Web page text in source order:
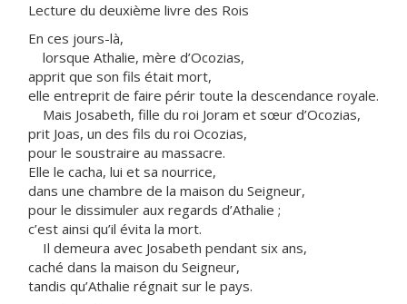
Lecture du deuxième livre des Rois
En ces jours-là,
lorsque Athalie, mère d’Ocozias,
apprit que son fils était mort,
elle entreprit de faire périr toute la descendance royale.
Mais Josabeth, fille du roi Joram et sœur d’Ocozias,
prit Joas, un des fils du roi Ocozias,
pour le soustraire au massacre.
Elle le cacha, lui et sa nourrice,
dans une chambre de la maison du Seigneur,
pour le dissimuler aux regards d’Athalie ;
c’est ainsi qu’il évita la mort.
Il demeura avec Josabeth pendant six ans,
caché dans la maison du Seigneur,
tandis qu’Athalie régnait sur le pays.